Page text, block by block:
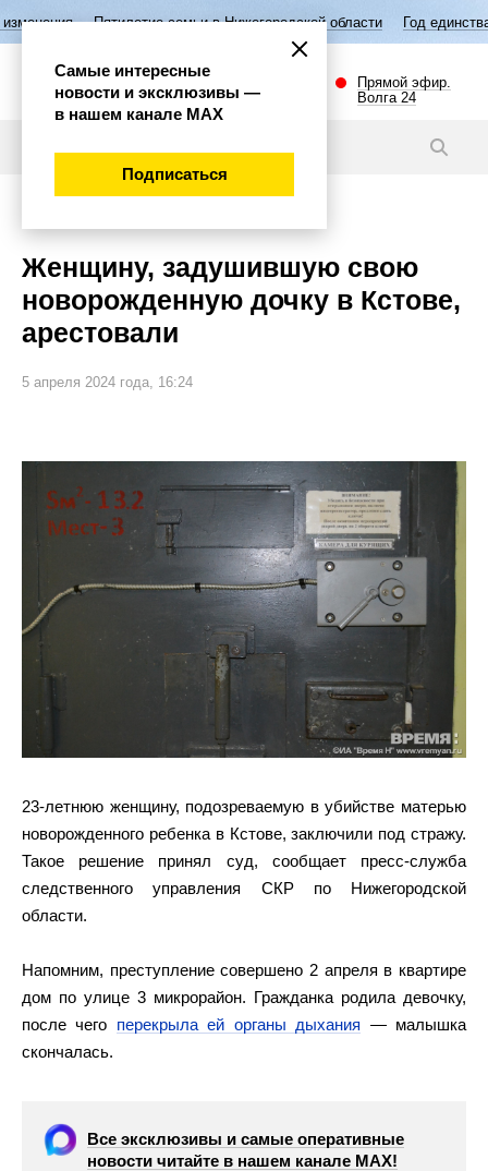
семьи в Нижегородской области Год единства народов
Прямой эфир.
Волга 24
Женщину, задушившую свою
новорожденную дочку в Кстове,
арестовали
5 апреля 2024 года, 16:24
23-летнюю женщину, подозреваемую в убийстве матерью
новорожденного ребенка в Кстове, заключили под стражу.
Такое решение принял суд, сообщает пресс-служба
следственного управления СКР по Нижегородской
области.
Напомним, преступление совершено 2 апреля в квартире
дом по улице 3 микрорайон. Гражданка родила девочку,
после чего перекрыла ей органы дыхания — малышка
скончалась.
Все эксклюзивы и самые оперативные
новости читайте в нашем канале МАХ!
Самые интересные
новости и эксклюзивы —
в нашем канале МАХ
Подписаться